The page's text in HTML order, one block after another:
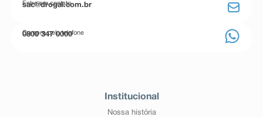
Entre em contato
sac@drogal.com.br
Compre pelo telefone
0800 347 0000
Institucional
Nossa história